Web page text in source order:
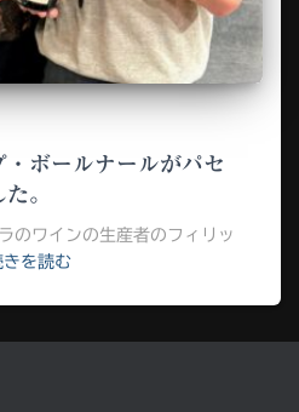
・ボールナールがパセ
。
のワインの生産者のフィリッ
きを読む